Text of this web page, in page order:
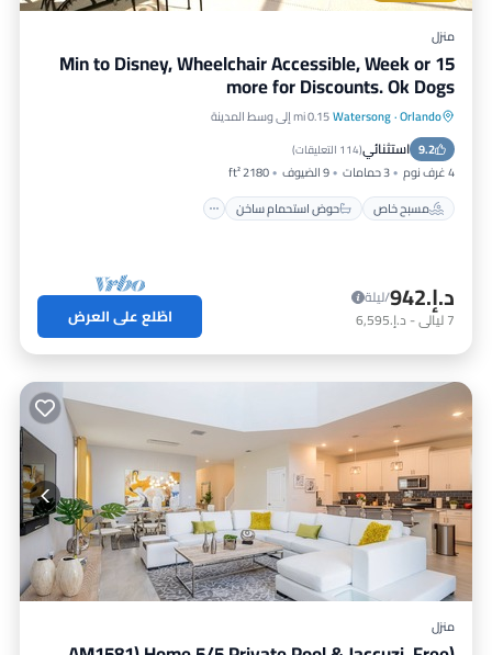
منزل
15 Min to Disney, Wheelchair Accessible, Week or
more for Discounts. Ok Dogs
Orlando
·
Watersong0.15 mi إلى وسط المدينة
9.2 استثنائي(114 التعليقات )
4 غرف نوم 3 حمامات 9 الضيوف
2180 ft²
مسبح خاص
حوض استحمام ساخن
مسبح خاص
حوض استحمام ساخن
موقف سيارات
د.إ.‏942
/ليلة
7ليالي- د.إ.‏6,595 اطّلع على العرض
منزل